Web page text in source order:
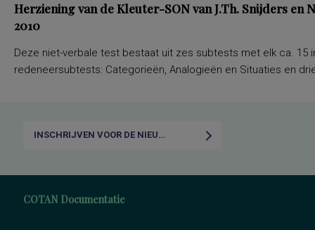
Herziening van de Kleuter-SON van J.Th. Snijders en
2010
Deze niet-verbale test bestaat uit zes subtests met elk ca. 15
redeneersubtests: Categorieën, Analogieën en Situaties en
INSCHRIJVEN VOOR DE NIEUWSBRIEF
COTAN Documentatie